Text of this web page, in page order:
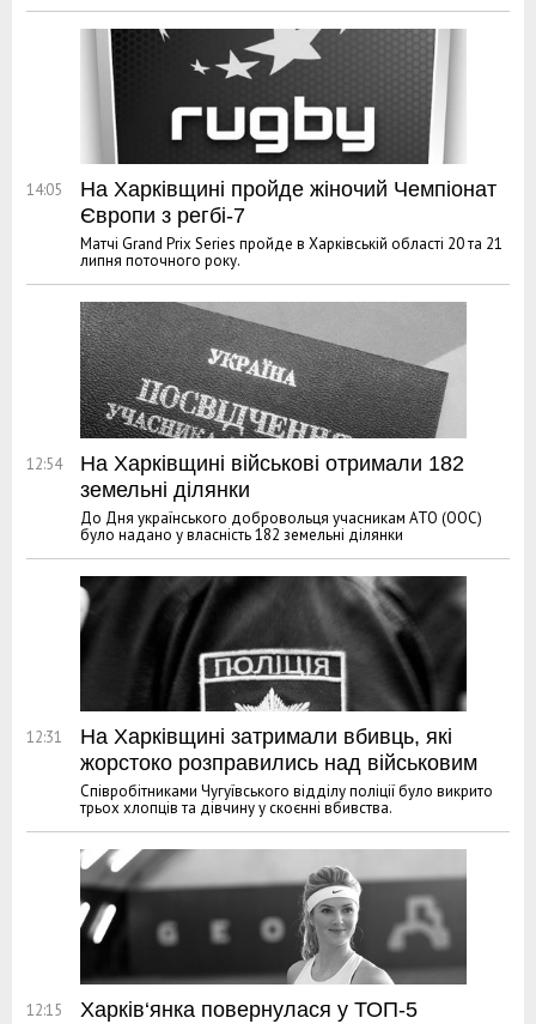
14:05
На Харківщині пройде жіночий Чемпіонат
Європи з регбі-7
Матчі Grand Prix Series пройде в Харківській області 20 та 21
липня поточного року.
12:54
На Харківщині військові отримали 182
земельні ділянки
До Дня українського добровольця учасникам АТО (ООС)
було надано у власність 182 земельні ділянки
12:31
На Харківщині затримали вбивць, які
жорстоко розправились над військовим
Співробітниками Чугуївського відділу поліції було викрито
трьох хлопців та дівчину у скоєнні вбивства.
12:15
Харків‘янка повернулася у ТОП-5